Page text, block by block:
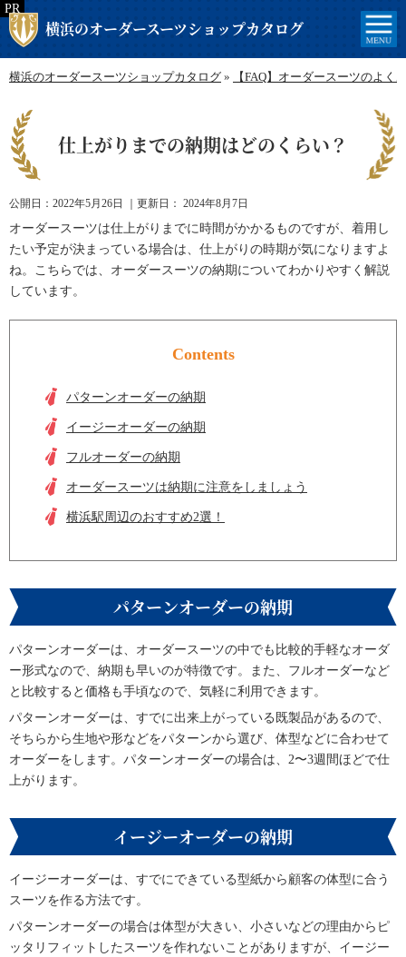
横浜のオーダースーツショップカタログ
横浜のオーダースーツショップカタログ » 【FAQ】オーダースーツのよく
仕上がりまでの納期はどのくらい？
公開日： 2022年5月26日 ｜更新日： 2024年8月7日
オーダースーツは仕上がりまでに時間がかかるものですが、着用し
たい予定が決まっている場合は、仕上がりの時期が気になりますよ
ね。こちらでは、オーダースーツの納期についてわかりやすく解説
しています。
Contents
パターンオーダーの納期
イージーオーダーの納期
フルオーダーの納期
オーダースーツは納期に注意をしましょう
横浜駅周辺のおすすめ2選！
パターンオーダーの納期
パターンオーダーは、オーダースーツの中でも比較的手軽なオーダ
ー形式なので、納期も早いのが特徴です。また、フルオーダーなど
と比較すると価格も手頃なので、気軽に利用できます。
パターンオーダーは、すでに出来上がっている既製品があるので、
そちらから生地や形などをパターンから選び、体型などに合わせて
オーダーをします。パターンオーダーの場合は、2〜3週間ほどで仕
上がります。
イージーオーダーの納期
イージーオーダーは、すでにできている型紙から顧客の体型に合う
スーツを作る方法です。
パターンオーダーの場合は体型が大きい、小さいなどの理由からピ
ッタリフィットしたスーツを作れないことがありますが、イージー